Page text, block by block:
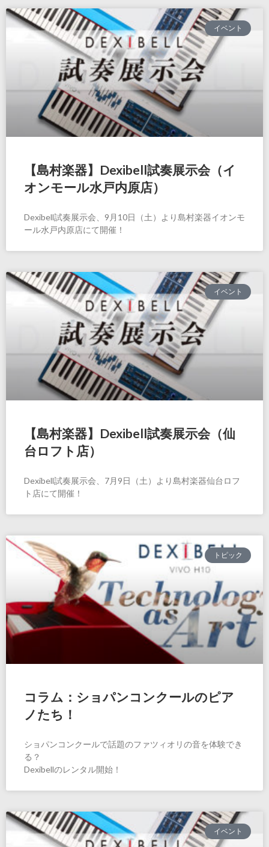
イベント
【島村楽器】Dexibell試奏展示会（イ
オンモール水戸内原店）
Dexibell試奏展示会、9月10日（土）より島村楽器イオンモ
ール水戸内原店にて開催！
イベント
【島村楽器】Dexibell試奏展示会（仙
台ロフト店）
Dexibell試奏展示会、7月9日（土）より島村楽器仙台ロフ
ト店にて開催！
トピック
コラム：ショパンコンクールのピア
ノたち！
ショパンコンクールで話題のファツィオリの音を体験でき
る？
Dexibellのレンタル開始！
イベント